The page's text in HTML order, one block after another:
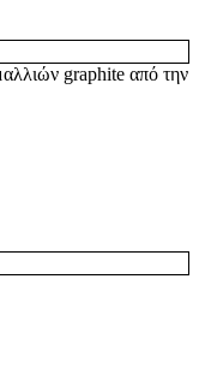
graphite από την